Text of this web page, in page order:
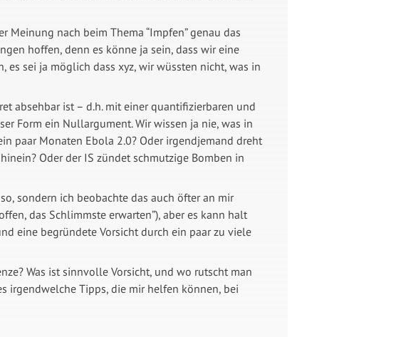
Meinung nach beim Thema “Impfen” genau das
hoffen, denn es könne ja sein, dass wir eine
sei ja möglich dass xyz, wir wüssten nicht, was in
absehbar ist – d.h. mit einer quantifizierbaren und
Form ein Nullargument. Wir wissen ja nie, was in
paar Monaten Ebola 2.0? Oder irgendjemand dreht
Oder der IS zündet schmutzige Bomben in
sondern ich beobachte das auch öfter an mir
das Schlimmste erwarten”), aber es kann halt
eine begründete Vorsicht durch ein paar zu viele
Was ist sinnvolle Vorsicht, und wo rutscht man
irgendwelche Tipps, die mir helfen können, bei